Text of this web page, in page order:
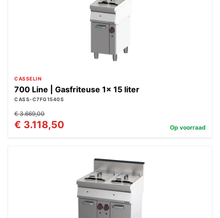
CASSELIN
700 Line | Gasfriteuse 1x 15 liter
CASS-C7FG1540S
€ 3.669,00
€ 3.118,50 Op voorraad